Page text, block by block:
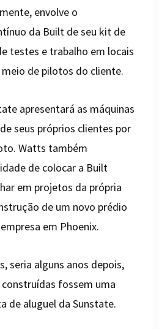
envolve o
da Built de seu kit de
testes e trabalho em locais
de pilotos do cliente.
apresentará as máquinas
seus próprios clientes por
Watts também
de colocar a Built
em projetos da própria
de um novo prédio
em Phoenix.
seria alguns anos depois,
fossem uma
de aluguel da Sunstate.